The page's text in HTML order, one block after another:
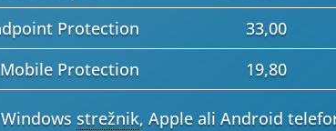
Protection
33,00
Mobile Protection
19,80
strežnik, Apple ali Android